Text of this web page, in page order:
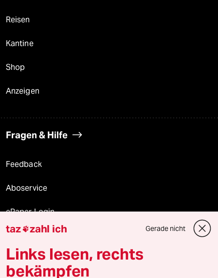
Reisen
Kantine
Shop
Anzeigen
Fragen & Hilfe
Feedback
Aboservice
ePaper Login
Downloads für Abonnierende
taz zahl ich Gerade nicht
Links lesen, rechts
bekämpfen